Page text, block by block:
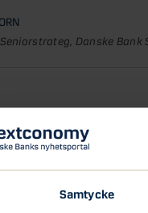
Samtycke
Danske Bank